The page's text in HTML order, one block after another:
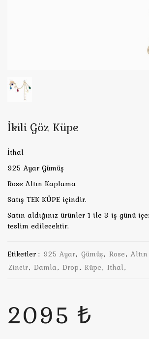
İkili Göz Küpe
İthal
925 Ayar Gümüş
Rose Altın Kaplama
Satış TEK KÜPE içindir.
Satın aldığınız ürünler 1 ile 3 iş günü
teslim edilecektir.
Etiketler : 925 Ayar, Gümüş, Rose,
Zincir, Damla, Drop, Küpe, Ithal,
2095 ₺